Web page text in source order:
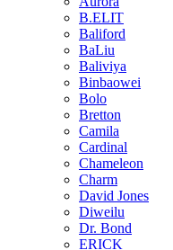
B.ELIT
Baliford
BaLiu
Baliviya
Binbaowei
Bolo
Bretton
Camila
Cardinal
Chameleon
Charm
David Jones
Diweilu
Dr. Bond
ERICK